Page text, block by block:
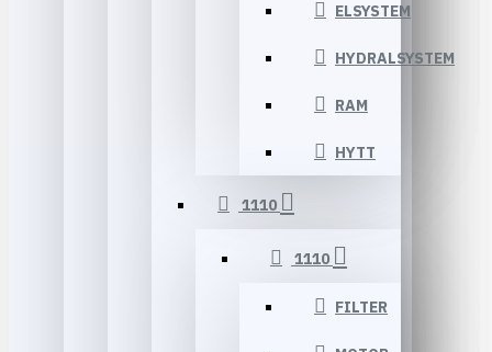
ELSYSTEM
HYDRALSYSTEM
RAM
HYTT
1110
1110
FILTER